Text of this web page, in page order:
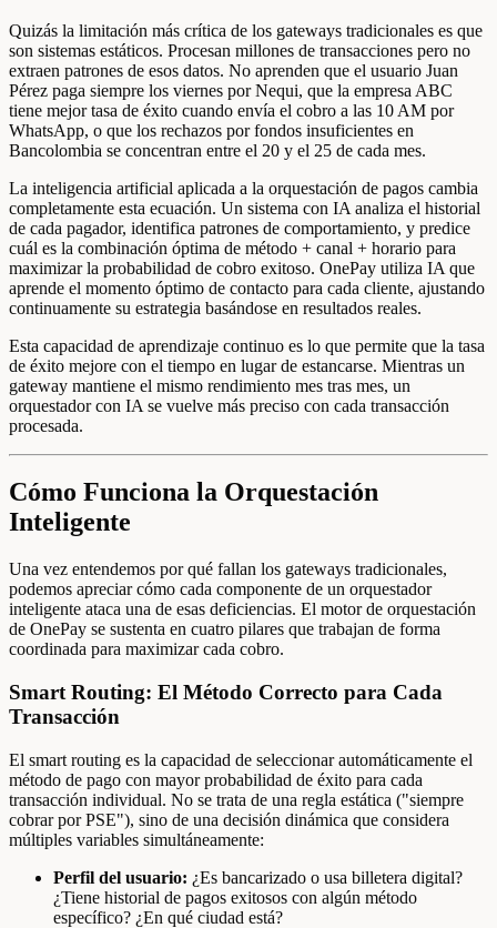
Quizás la limitación más crítica de los gateways tradicionales es que
son sistemas estáticos. Procesan millones de transacciones pero no
extraen patrones de esos datos. No aprenden que el usuario Juan
Pérez paga siempre los viernes por Nequi, que la empresa ABC
tiene mejor tasa de éxito cuando envía el cobro a las 10 AM por
WhatsApp, o que los rechazos por fondos insuficientes en
Bancolombia se concentran entre el 20 y el 25 de cada mes.
La inteligencia artificial aplicada a la orquestación de pagos cambia
completamente esta ecuación. Un sistema con IA analiza el historial
de cada pagador, identifica patrones de comportamiento, y predice
cuál es la combinación óptima de método + canal + horario para
maximizar la probabilidad de cobro exitoso. OnePay utiliza IA que
aprende el momento óptimo de contacto para cada cliente, ajustando
continuamente su estrategia basándose en resultados reales.
Esta capacidad de aprendizaje continuo es lo que permite que la tasa
de éxito mejore con el tiempo en lugar de estancarse. Mientras un
gateway mantiene el mismo rendimiento mes tras mes, un
orquestador con IA se vuelve más preciso con cada transacción
procesada.
Cómo Funciona la Orquestación
Inteligente
Una vez entendemos por qué fallan los gateways tradicionales,
podemos apreciar cómo cada componente de un orquestador
inteligente ataca una de esas deficiencias. El motor de orquestación
de OnePay se sustenta en cuatro pilares que trabajan de forma
coordinada para maximizar cada cobro.
Smart Routing: El Método Correcto para Cada
Transacción
El smart routing es la capacidad de seleccionar automáticamente el
método de pago con mayor probabilidad de éxito para cada
transacción individual. No se trata de una regla estática ("siempre
cobrar por PSE"), sino de una decisión dinámica que considera
múltiples variables simultáneamente:
Perfil del usuario: ¿Es bancarizado o usa billetera digital?
¿Tiene historial de pagos exitosos con algún método
específico? ¿En qué ciudad está?